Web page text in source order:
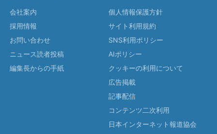
会社案内
採用情報
お問い合わせ
ニュース読者投稿
編集長からの手紙
個人情報保護方針
サイト利用規約
SNS利用ポリシー
AIポリシー
クッキーの利用について
広告掲載
記事配信
コンテンツ二次利用
日本インターネット報道協会